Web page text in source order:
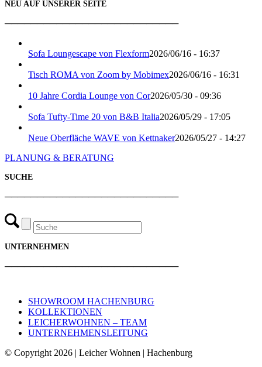
NEU AUF UNSERER SEITE
───────────────────────────
Sofa Loungescape von Flexform2026/06/16 - 16:37
Tisch ROMA von Zoom by Mobimex2026/06/16 - 16:31
10 Jahre Cordia Lounge von Cor2026/05/30 - 09:36
Sofa Tufty-Time 20 von B&B Italia2026/05/29 - 17:05
Neue Oberfläche WAVE von Kettnaker2026/05/27 - 14:27
PLANUNG & BERATUNG
SUCHE
───────────────────────────
UNTERNEHMEN
───────────────────────────
SHOWROOM HACHENBURG
KOLLEKTIONEN
LEICHERWOHNEN – TEAM
UNTERNEHMENSLEITUNG
© Copyright 2026 | Leicher Wohnen | Hachenburg